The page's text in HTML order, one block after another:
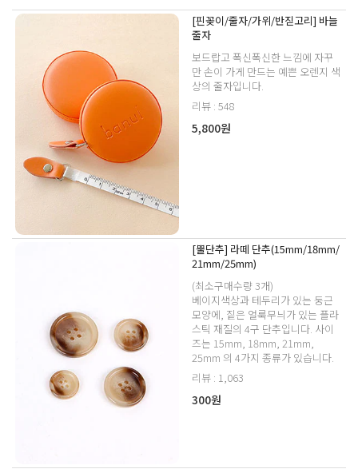
[핀꽂이/줄자/가위/반짇고리] 바늘
줄자
보드랍고 폭신폭신한 느낌에 자꾸
만 손이 가게 만드는 예쁜 오렌지 색
상의 줄자입니다.
리뷰 : 548
5,800원
[뿔단추] 라떼 단추(15mm/18mm/
21mm/25mm)
(최소구매수량 3개)
베이지색상과 테두리가 있는 둥근
모양에, 짙은 얼룩무늬가 있는 플라
스틱 재질의 4구 단추입니다. 사이
즈는 15mm, 18mm, 21mm,
25mm 의 4가지 종류가 있습니다.
리뷰 : 1,063
300원